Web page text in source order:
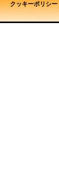
クッキーポリシー